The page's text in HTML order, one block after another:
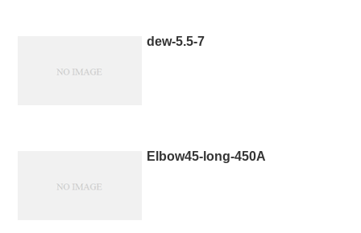
dew-5.5-7
Elbow45-long-450A